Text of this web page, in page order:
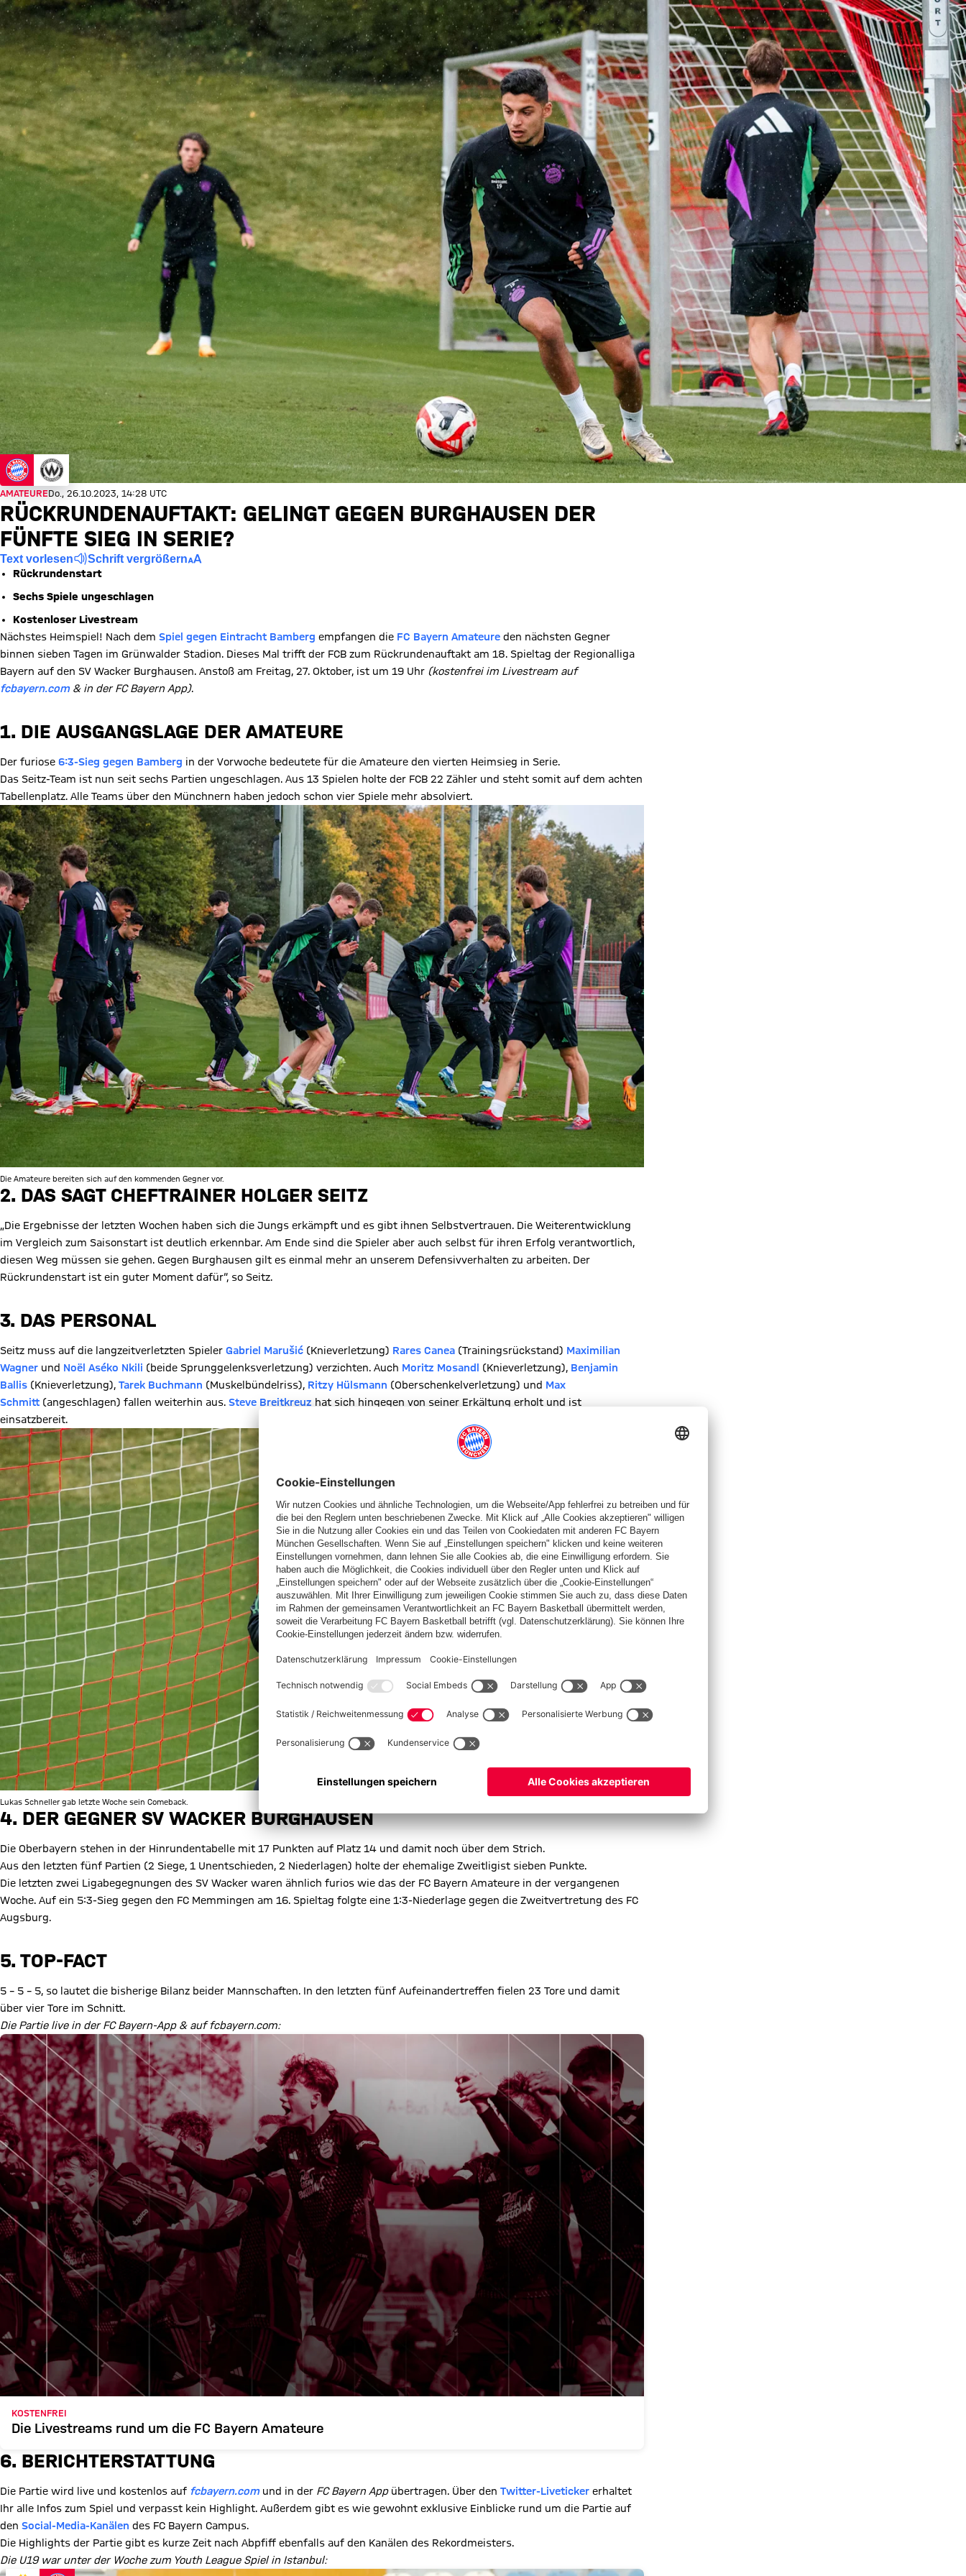
AMATEUREDo., 26.10.2023, 14:28 UTC
RÜCKRUNDENAUFTAKT: GELINGT GEGEN BURGHAUSEN DER
FÜNFTE SIEG IN SERIE?
Text vorlesen Schrift vergrößern
Rückrundenstart
Sechs Spiele ungeschlagen
Kostenloser Livestream
Nächstes Heimspiel! Nach dem Spiel gegen Eintracht Bamberg empfangen die FC Bayern Amateure den nächsten Gegner
binnen sieben Tagen im Grünwalder Stadion. Dieses Mal trifft der FCB zum Rückrundenauftakt am 18. Spieltag der Regionalliga
Bayern auf den SV Wacker Burghausen. Anstoß am Freitag, 27. Oktober, ist um 19 Uhr (kostenfrei im Livestream auf
fcbayern.com& in der FC Bayern App).
1. DIE AUSGANGSLAGE DER AMATEURE
Der furiose 6:3-Sieg gegen Bamberg in der Vorwoche bedeutete für die Amateure den vierten Heimsieg in Serie.
Das Seitz-Team ist nun seit sechs Partien ungeschlagen. Aus 13 Spielen holte der FCB 22 Zähler und steht somit auf dem achten
Tabellenplatz. Alle Teams über den Münchnern haben jedoch schon vier Spiele mehr absolviert.
Die Amateure bereiten sich auf den kommenden Gegner vor.
2. DAS SAGT CHEFTRAINER HOLGER SEITZ
„Die Ergebnisse der letzten Wochen haben sich die Jungs erkämpft und es gibt ihnen Selbstvertrauen. Die Weiterentwicklung
im Vergleich zum Saisonstart ist deutlich erkennbar. Am Ende sind die Spieler aber auch selbst für ihren Erfolg verantwortlich,
diesen Weg müssen sie gehen. Gegen Burghausen gilt es einmal mehr an unserem Defensivverhalten zu arbeiten. Der
Rückrundenstart ist ein guter Moment dafür“, so Seitz.
3. DAS PERSONAL
Seitz muss auf die langzeitverletzten Spieler Gabriel Marušić (Knieverletzung) Rares Canea (Trainingsrückstand) Maximilian
Wagner und Noël Aséko Nkili (beide Sprunggelenksverletzung) verzichten. Auch Moritz Mosandl (Knieverletzung), Benjamin
Ballis (Knieverletzung), Tarek Buchmann (Muskelbündelriss), Ritzy Hülsmann (Oberschenkelverletzung) und Max
Schmitt (angeschlagen) fallen weiterhin aus. Steve Breitkreuz hat sich hingegen von seiner Erkältung erholt und ist
einsatzbereit.
Lukas Schneller gab letzte Woche sein Comeback.
4. DER GEGNER SV WACKER BURGHAUSEN
Die Oberbayern stehen in der Hinrundentabelle mit 17 Punkten auf Platz 14 und damit noch über dem Strich.
Aus den letzten fünf Partien (2 Siege, 1 Unentschieden, 2 Niederlagen) holte der ehemalige Zweitligist sieben Punkte.
Die letzten zwei Ligabegegnungen des SV Wacker waren ähnlich furios wie das der FC Bayern Amateure in der vergangenen
Woche. Auf ein 5:3-Sieg gegen den FC Memmingen am 16. Spieltag folgte eine 1:3-Niederlage gegen die Zweitvertretung des FC
Augsburg.
5. TOP-FACT
5 – 5 – 5, so lautet die bisherige Bilanz beider Mannschaften. In den letzten fünf Aufeinandertreffen fielen 23 Tore und damit
über vier Tore im Schnitt.
Die Partie live in der FC Bayern-App & auf fcbayern.com:
KOSTENFREI
Die Livestreams rund um die FC Bayern Amateure
6. BERICHTERSTATTUNG
Die Partie wird live und kostenlos auf fcbayern.comund in der FC Bayern App übertragen. Über den Twitter-Liveticker erhaltet
Ihr alle Infos zum Spiel und verpasst kein Highlight. Außerdem gibt es wie gewohnt exklusive Einblicke rund um die Partie auf
den Social-Media-Kanälen des FC Bayern Campus.
Die Highlights der Partie gibt es kurze Zeit nach Abpfiff ebenfalls auf den Kanälen des Rekordmeisters.
Die U19 war unter der Woche zum Youth League Spiel in Istanbul: